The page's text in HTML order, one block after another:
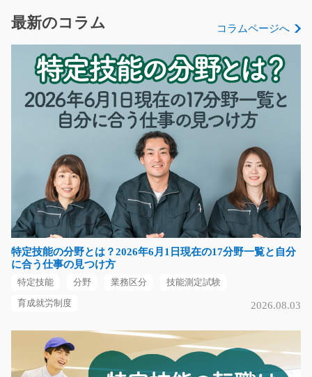
【急募】資格を活かす！もくもく作業が好きな方必見！
長期（3ヶ月以上）
時給1200円
福岡県中間市
気になる
物流倉庫での検査のお仕事/y03_01093
物流倉庫での自動車部品の傷の確認や布を巻き付けてい
くお仕事です☆働いて…
長期（3ヶ月以上）
時給1000円～
福岡県古賀市
自動車部品の品質チェック/g01_01673
最新のコラム コラムページへ
特定技能の分野とは？2026年6月1日現在の17分野一覧と自分
に合う仕事の見つけ方
特定技能 分野 業務区分 技能測定試験
育成就労制度 2026.08.03